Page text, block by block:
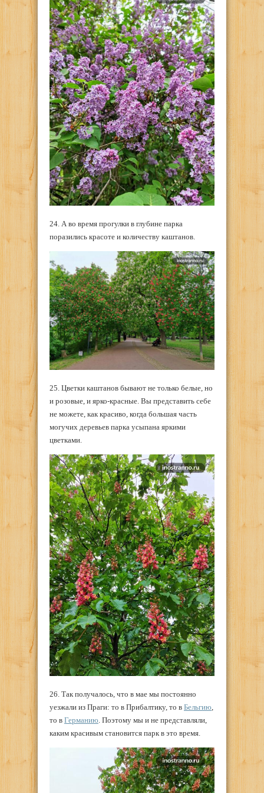
24. А во время прогулки в глубине парка
поразились красоте и количеству каштанов.
25. Цветки каштанов бывают не только белые, но
и розовые, и ярко-красные. Вы представить себе
не можете, как красиво, когда большая часть
могучих деревьев парка усыпана яркими
цветками.
26. Так получалось, что в мае мы постоянно
уезжали из Праги: то в Прибалтику, то в Бельгию,
то в Германию. Поэтому мы и не представляли,
каким красивым становится парк в это время.